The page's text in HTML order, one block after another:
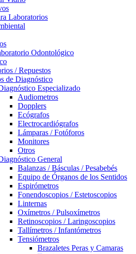
Laboratorios
Odontológico
/ Repuestos
de Diagnóstico
Especializado
Audiometros
Dopplers
Ecógrafos
Electrocardiógrafos
Lámparas / Fotóforos
Monitores
Otros
General
Balanzas / Básculas / Pesabebés
Equipo de Órganos de los Sentidos
Espirómetros
Fonendoscopios / Estetoscopios
Linternas
Oxímetros / Pulsoxímetros
Retinoscopios / Laringoscopios
Tallímetros / Infantómetros
Tensiómetros
Brazaletes Peras y Camaras